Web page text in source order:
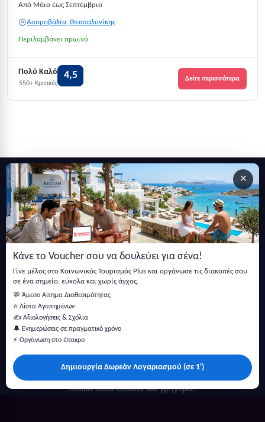
Από Μάιο έως Σεπτέμβριο
Ασπροβάλτα, Θεσσαλονίκης
Περιλαμβάνει πρωινό
Πολύ Καλό
550+ Κριτικές
4,5 Δείτε περισσότερα
×
Κάνε το Voucher σου να δουλεύει για σένα!
Γίνε μέλος στο Κοινωνικός Τουρισμός Plus και οργάνωσε τις διακοπές σου
σε ένα σημείο, εύκολα και χωρίς άγχος.
💬 Άμεσο Αίτημα Διαθεσιμότητας
⭐ Λίστα Αγαπημένων
✍️ Αξιολογήσεις & Σχόλια
🔔 Ενημερώσεις σε πραγματικό χρόνο
⚡ Οργάνωση στο έπακρο
Δημιουργία Δωρεάν Λογαριασμού (σε 1')
Εγγραφείτε στο newsletter μας
Μείνετε ενημερωμένοι με τις τελευταίες ειδήσεις, ανακοινώσεις
και άρθρα.
πολλά άλλα ευκολα και γρήγορα!